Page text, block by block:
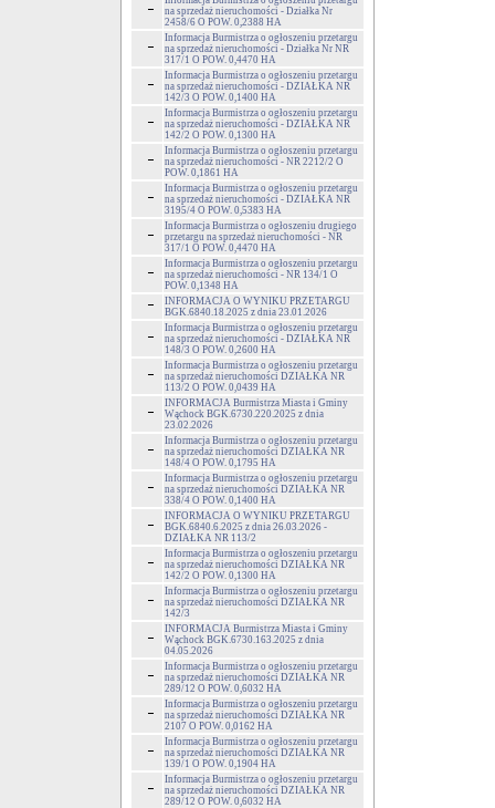
na sprzedaż nieruchomości - Działka Nr
2458/6 O POW. 0,2388 HA
Informacja Burmistrza o ogłoszeniu przetargu
na sprzedaż nieruchomości - Działka Nr NR
317/1 O POW. 0,4470 HA
Informacja Burmistrza o ogłoszeniu przetargu
na sprzedaż nieruchomości - DZIAŁKA NR
142/3 O POW. 0,1400 HA
Informacja Burmistrza o ogłoszeniu przetargu
na sprzedaż nieruchomości - DZIAŁKA NR
142/2 O POW. 0,1300 HA
Informacja Burmistrza o ogłoszeniu przetargu
na sprzedaż nieruchomości - NR 2212/2 O
POW. 0,1861 HA
Informacja Burmistrza o ogłoszeniu przetargu
na sprzedaż nieruchomości - DZIAŁKA NR
3195/4 O POW. 0,5383 HA
Informacja Burmistrza o ogłoszeniu drugiego
przetargu na sprzedaż nieruchomości - NR
317/1 O POW. 0,4470 HA
Informacja Burmistrza o ogłoszeniu przetargu
na sprzedaż nieruchomości - NR 134/1 O
POW. 0,1348 HA
INFORMACJA O WYNIKU PRZETARGU
BGK.6840.18.2025 z dnia 23.01.2026
Informacja Burmistrza o ogłoszeniu przetargu
na sprzedaż nieruchomości - DZIAŁKA NR
148/3 O POW. 0,2600 HA
Informacja Burmistrza o ogłoszeniu przetargu
na sprzedaż nieruchomości DZIAŁKA NR
113/2 O POW. 0,0439 HA
INFORMACJA Burmistrza Miasta i Gminy
Wąchock BGK.6730.220.2025 z dnia
23.02.2026
Informacja Burmistrza o ogłoszeniu przetargu
na sprzedaż nieruchomości DZIAŁKA NR
148/4 O POW. 0,1795 HA
Informacja Burmistrza o ogłoszeniu przetargu
na sprzedaż nieruchomości DZIAŁKA NR
338/4 O POW. 0,1400 HA
INFORMACJA O WYNIKU PRZETARGU
BGK.6840.6.2025 z dnia 26.03.2026 -
DZIAŁKA NR 113/2
Informacja Burmistrza o ogłoszeniu przetargu
na sprzedaż nieruchomości DZIAŁKA NR
142/2 O POW. 0,1300 HA
Informacja Burmistrza o ogłoszeniu przetargu
na sprzedaż nieruchomości DZIAŁKA NR
142/3
INFORMACJA Burmistrza Miasta i Gminy
Wąchock BGK.6730.163.2025 z dnia
04.05.2026
Informacja Burmistrza o ogłoszeniu przetargu
na sprzedaż nieruchomości DZIAŁKA NR
289/12 O POW. 0,6032 HA
Informacja Burmistrza o ogłoszeniu przetargu
na sprzedaż nieruchomości DZIAŁKA NR
2107 O POW. 0,0162 HA
Informacja Burmistrza o ogłoszeniu przetargu
na sprzedaż nieruchomości DZIAŁKA NR
139/1 O POW. 0,1904 HA
Informacja Burmistrza o ogłoszeniu przetargu
na sprzedaż nieruchomości DZIAŁKA NR
289/12 O POW. 0,6032 HA